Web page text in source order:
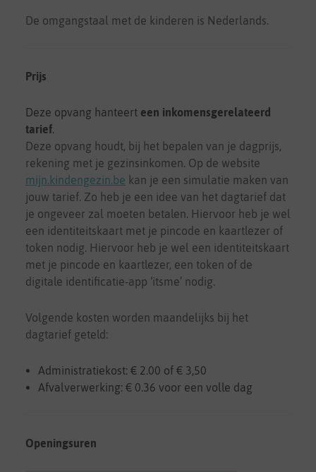
De omgangstaal met de kinderen is Nederlands.
Prijs
Deze opvang hanteert een inkomensgerelateerd
tarief
Deze opvang houdt, bij het bepalen van je dagprijs,
rekening met je gezinsinkomen. Op de website
mijn.kindengezin.be kan je een simulatie maken van
jouw tarief. Zo heb je een idee van het dagtarief dat
je ongeveer zal moeten betalen. Hiervoor heb je wel
een identiteitskaart met je pincode en kaartlezer of
token nodig. Hiervoor heb je wel een identiteitskaart
met je pincode en kaartlezer, een token of de
digitale identificatie-app ‘itsme’ nodig.
Volgende kosten worden maandelijks bij het
dagtarief geteld:
Administratiekost: € 2.00 of € 3,50
Afvalverwerking: € 0.36 voor een volle dag
Openingsuren